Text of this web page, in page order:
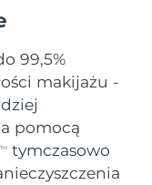
99,5%
makijażu -
pomocą
TM
tymczasowo
czas dostawy
czas dostawy
11/8/26